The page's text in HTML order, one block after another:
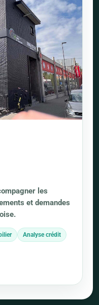
les
et demandes
Analyse crédit